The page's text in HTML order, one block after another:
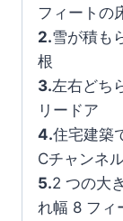
フィートの
2.雪が積も
根
3.左右どち
リードア
4.住宅建築
Cチャンネ
5.2 つの大
れ幅 8 フィ